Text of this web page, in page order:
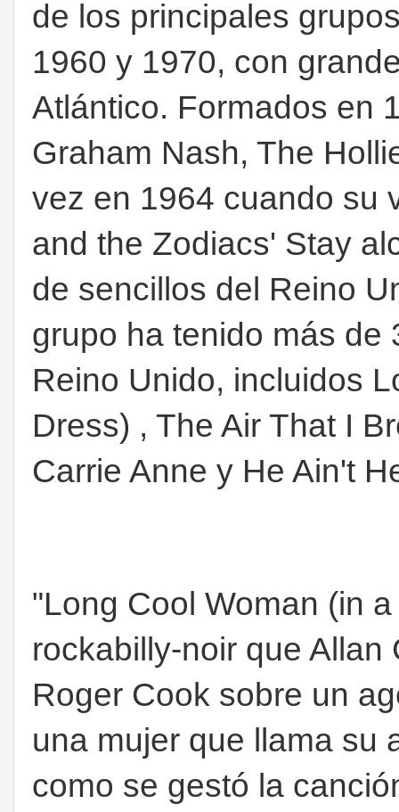
de los principales
1960 y 1970, con
Atlántico. Formados en
Graham Nash, The
vez en 1964 cuando su
and the Zodiacs' Stay
de sencillos del Reino
grupo ha tenido más de
Reino Unido, incluidos
Dress) , The Air That I
Carrie Anne y He Ain't
"Long Cool Woman (in
rockabilly-noir que
Roger Cook sobre un
una mujer que llama su
como se gestó la